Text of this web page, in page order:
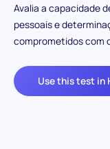
Avalia a capacidade
pessoais e
comprometidos com
Use this test in